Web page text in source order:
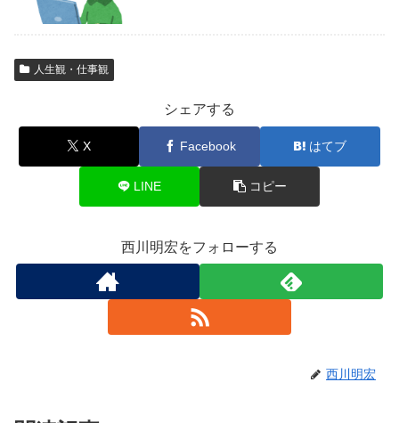
人生観・仕事観
シェアする
X Facebook はてブ
LINE コピー
西川明宏をフォローする
西川明宏